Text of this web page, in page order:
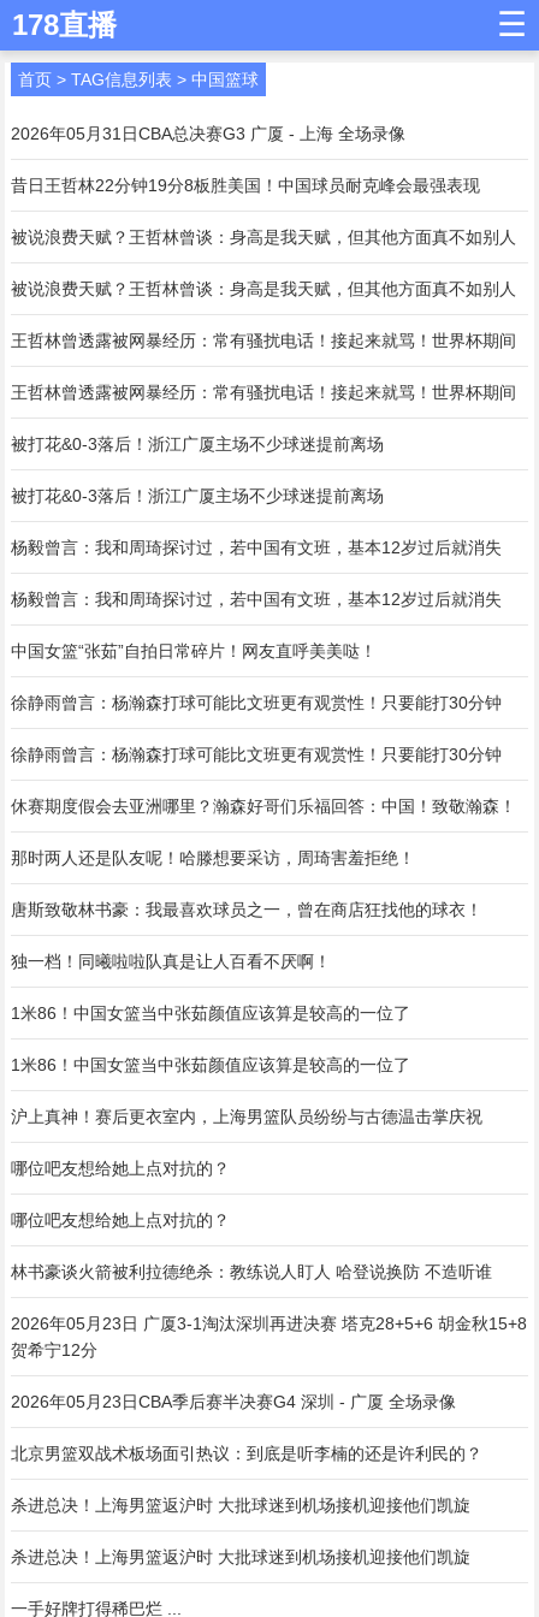
178直播 ☰
首页> TAG信息列表 > 中国篮球
2026年05月31日CBA总决赛G3 广厦 - 上海 全场录像
昔日王哲林22分钟19分8板胜美国！中国球员耐克峰会最强表现
被说浪费天赋？王哲林曾谈：身高是我天赋，但其他方面真不如别人
被说浪费天赋？王哲林曾谈：身高是我天赋，但其他方面真不如别人
王哲林曾透露被网暴经历：常有骚扰电话！接起来就骂！世界杯期间
王哲林曾透露被网暴经历：常有骚扰电话！接起来就骂！世界杯期间
被打花&0-3落后！浙江广厦主场不少球迷提前离场
被打花&0-3落后！浙江广厦主场不少球迷提前离场
杨毅曾言：我和周琦探讨过，若中国有文班，基本12岁过后就消失
杨毅曾言：我和周琦探讨过，若中国有文班，基本12岁过后就消失
中国女篮“张茹”自拍日常碎片！网友直呼美美哒！
徐静雨曾言：杨瀚森打球可能比文班更有观赏性！只要能打30分钟
徐静雨曾言：杨瀚森打球可能比文班更有观赏性！只要能打30分钟
休赛期度假会去亚洲哪里？瀚森好哥们乐福回答：中国！致敬瀚森！
那时两人还是队友呢！哈滕想要采访，周琦害羞拒绝！
唐斯致敬林书豪：我最喜欢球员之一，曾在商店狂找他的球衣！
独一档！同曦啦啦队真是让人百看不厌啊！
1米86！中国女篮当中张茹颜值应该算是较高的一位了
1米86！中国女篮当中张茹颜值应该算是较高的一位了
沪上真神！赛后更衣室内，上海男篮队员纷纷与古德温击掌庆祝
哪位吧友想给她上点对抗的？
哪位吧友想给她上点对抗的？
林书豪谈火箭被利拉德绝杀：教练说人盯人 哈登说换防 不造听谁
2026年05月23日 广厦3-1淘汰深圳再进决赛 塔克28+5+6 胡金秋15+8
贺希宁12分
2026年05月23日CBA季后赛半决赛G4 深圳 - 广厦 全场录像
北京男篮双战术板场面引热议：到底是听李楠的还是许利民的？
杀进总决！上海男篮返沪时 大批球迷到机场接机迎接他们凯旋
杀进总决！上海男篮返沪时 大批球迷到机场接机迎接他们凯旋
一手好牌打得稀巴烂 ...